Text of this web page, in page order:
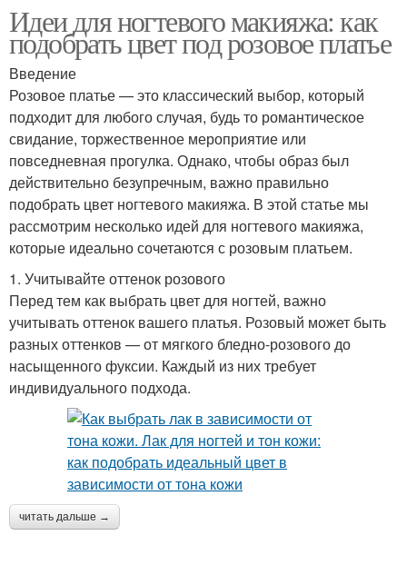
Идеи для ногтевого макияжа: как
подобрать цвет под розовое платье
Введение
Розовое платье — это классический выбор, который
подходит для любого случая, будь то романтическое
свидание, торжественное мероприятие или
повседневная прогулка. Однако, чтобы образ был
действительно безупречным, важно правильно
подобрать цвет ногтевого макияжа. В этой статье мы
рассмотрим несколько идей для ногтевого макияжа,
которые идеально сочетаются с розовым платьем.
1. Учитывайте оттенок розового
Перед тем как выбрать цвет для ногтей, важно
учитывать оттенок вашего платья. Розовый может быть
разных оттенков — от мягкого бледно-розового до
насыщенного фуксии. Каждый из них требует
индивидуального подхода.
читать дальше →